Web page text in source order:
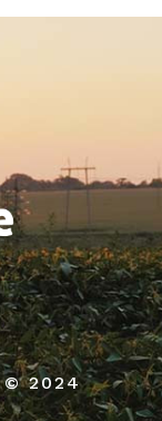
© 2024